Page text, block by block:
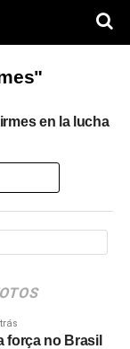
en la lucha
força no Brasil